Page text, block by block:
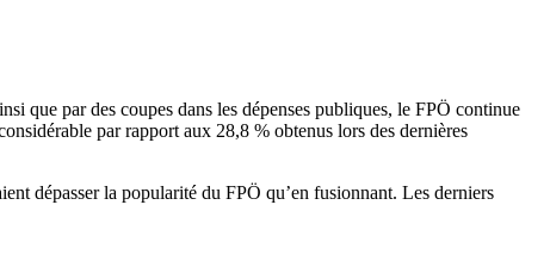
que par des coupes dans les dépenses publiques, le FPÖ continue
par rapport aux 28,8 % obtenus lors des dernières
dépasser la popularité du FPÖ qu’en fusionnant. Les derniers